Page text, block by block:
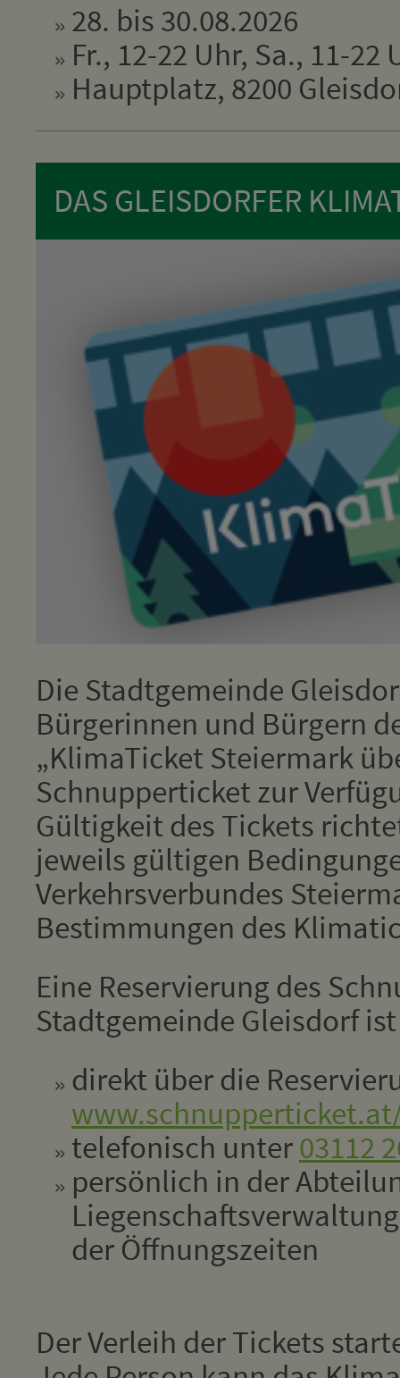
28. bis 30.08.2026
Fr., 12-22 Uhr, Sa., 11-22
Hauptplatz, 8200
DAS GLEISDORFER
Die Stadtgemeinde
Bürgerinnen und Bürgern
„KlimaTicket Steiermark
Schnupperticket zur
Gültigkeit des Tickets
jeweils gültigen
Verkehrsverbundes
Bestimmungen des
Eine Reservierung des
Stadtgemeinde Gleisdorf
direkt über die
telefonisch unter03112
persönlich in der
der Öffnungszeiten
Der Verleih der Tickets